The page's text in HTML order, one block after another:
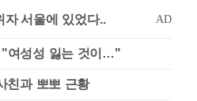
"여성성 잃는 것이…"
친과 뽀뽀 근황